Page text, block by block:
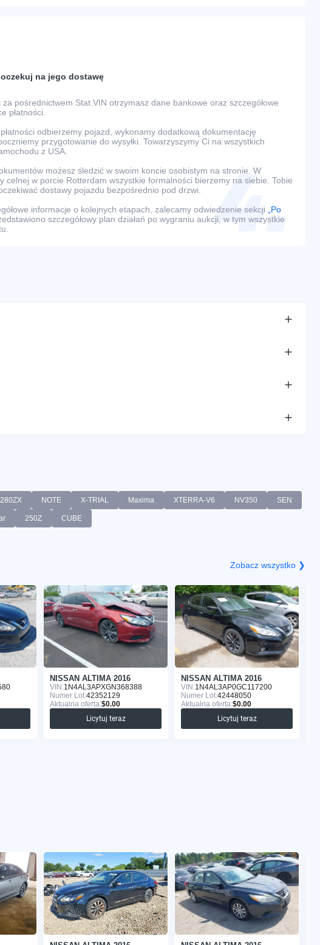
na jego dostawę
pośrednictwem Stat.VIN otrzymasz dane bankowe oraz szczegółowe
płatności.
odbierzemy pojazd, wykonamy dodatkową dokumentację
przygotowanie do wysyłki. Towarzyszymy Ci na wszystkich
z USA.
możesz śledzić w swoim koncie osobistym na stronie. W
celnej w porcie Rotterdam wszystkie formalności bierzemy na siebie. Tobie
dostawy pojazdu bezpośrednio pod drzwi.
informacje o kolejnych etapach, zalecamy odwiedzenie sekcji
„Po
szczegółowy plan działań po wygraniu aukcji, w tym wszystkie
280ZX NOTE X-TRIAL Maxima XTERRA-V6 NV350 SEN
250Z CUBE
Zobacz wszystko ❯
NISSAN ALTIMA 2016
VIN:1N4AL3APXGN368388
Numer Lot:42352129
Aktualna oferta:$0.00
Licytuj teraz
NISSAN ALTIMA 2016
VIN:1N4AL3AP0GC117200
Numer Lot:42448050
Aktualna oferta:$0.00
Licytuj teraz